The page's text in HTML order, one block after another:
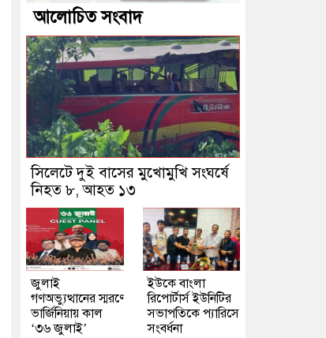
আলোচিত সংবাদ
সিলেটে দুই বাসের মুখোমুখি সংঘর্ষে
নিহত ৮, আহত ১৩
জুলাই
গণঅভ্যুত্থানের স্মরণে
ভার্জিনিয়ায় কাল
‘৩৬ জুলাই’
ইউকে বাংলা
রিপোর্টার্স ইউনিটির
সভাপতিকে প্যারিসে
সংবর্ধনা